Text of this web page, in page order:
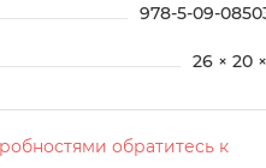
978-5-09-
26 × 20
обратитесь к